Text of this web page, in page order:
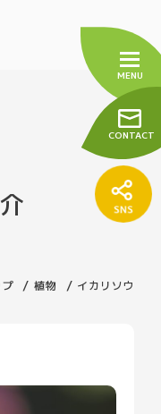
CONTACT
友の会
プ 植物 イカリソウ